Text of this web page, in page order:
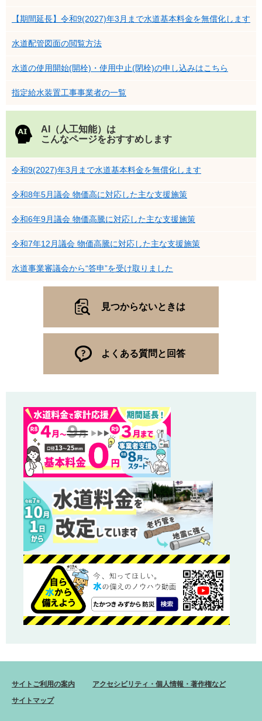
【期間延長】令和9(2027)年3月まで水道基本料金を無償化します
水道配管図面の閲覧方法
水道の使用開始(開栓)・使用中止(閉栓)の申し込みはこちら
指定給水装置工事事業者の一覧
AI（人工知能）は
こんなページをおすすめします
令和9(2027)年3月まで水道基本料金を無償化します
令和8年5月議会 物価高に対応した主な支援施策
令和6年9月議会 物価高騰に対応した主な支援施策
令和7年12月議会 物価高騰に対応した主な支援施策
水道事業審議会から“答申”を受け取りました
見つからないときは
よくある質問と回答
サイトご利用の案内
アクセシビリティ・個人情報・著作権など
サイトマップ